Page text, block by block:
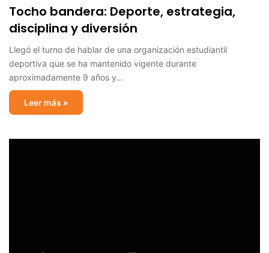
Tocho bandera: Deporte, estrategia,
disciplina y diversión
Llegó el turno de hablar de una organización estudiantil
deportiva que se ha mantenido vigente durante
aproximadamente 9 años y…
Leer más »